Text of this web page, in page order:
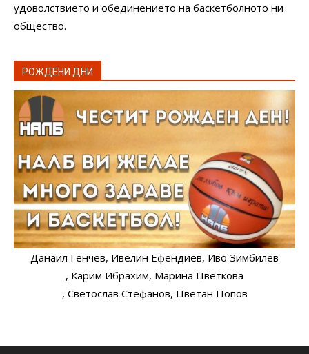
удоволствието и обединението на баскетболното ни
общество.
РОЖДЕНИ ДНИ
Данаил Генчев, Ивелин Ефендиев, Иво Зимбилев
, Карим Ибрахим, Марина Цветкова
, Светослав Стефанов, Цветан Попов